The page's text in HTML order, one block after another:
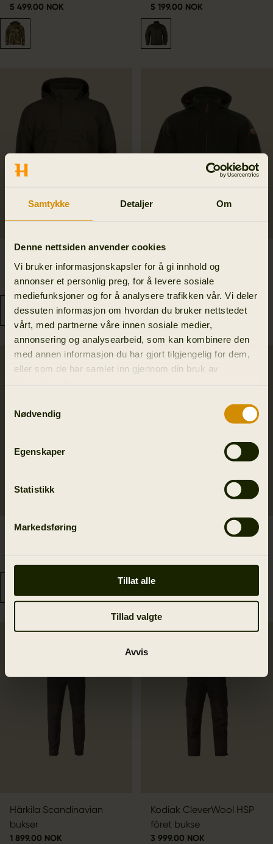
Samtykke Detaljer Om
Denne nettsiden anvender cookies
Vi bruker informasjonskapsler for å gi innhold og
annonser et personlig preg, for å levere sosiale
mediefunksjoner og for å analysere trafikken vår. Vi deler
dessuten informasjon om hvordan du bruker nettstedet
vårt, med partnerne våre innen sosiale medier,
annonsering og analysearbeid, som kan kombinere den
med annen informasjon du har gjort tilgjengelig for dem,
eller som de har samlet inn gjennom din bruk av
Nødvendig
Egenskaper
Statistikk
Markedsføring
Tillat alle
Tillad valgte
Avvis
5 499.00 NOK 5 199.00 NOK
packable smock
3 999.00 NOK
4 199.00 NOK
Moose Hunter 2.0 GTX
Nyhed
Wildboar Pro Blaze
Härkila Scandinavian
bukser
1 899.00 NOK
Kodiak CleverWool HSP
fôret bukse
3 999.00 NOK